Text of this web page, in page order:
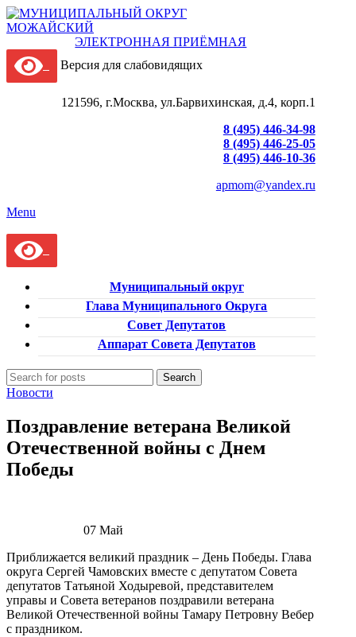
ЭЛЕКТРОННАЯ ПРИЁМНАЯ
Версия для слабовидящих
121596, г.Москва, ул.Барвихинская, д.4, корп.1
8 (495) 446-34-98
8 (495) 446-25-05
8 (495) 446-10-36
apmom@yandex.ru
Menu
Муниципальный округ
Глава Муниципального Округа
Совет Депутатов
Аппарат Совета Депутатов
Search
Новости
Поздравление ветерана Великой
Отечественной войны с Днем
Победы
07Май
Приближается великий праздник – День Победы. Глава
округа Сергей Чамовских вместе с депутатом Совета
депутатов Татьяной Ходыревой, представителем
управы и Совета ветеранов поздравили ветерана
Великой Отечественной войны Тамару Петровну Вебер
с праздником.